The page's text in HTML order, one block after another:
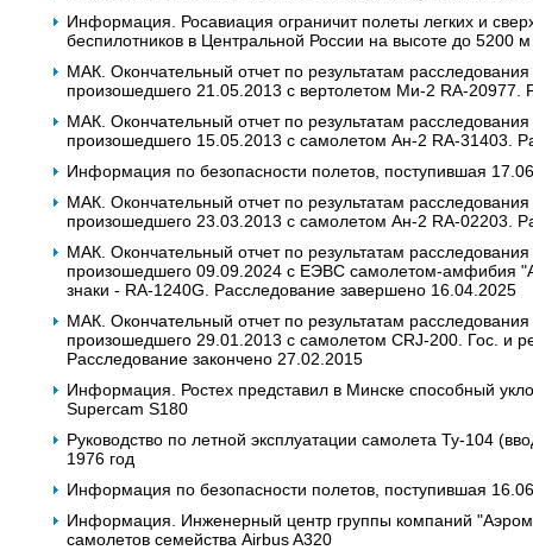
Информация. Росавиация ограничит полеты легких и
беспилотников в Центральной России на высоте до 5200 м
МАК. Окончательный отчет по результатам
произошедшего 21.05.2013 с вертолетом Ми-2 RA-20977.
МАК. Окончательный отчет по результатам
произошедшего 15.05.2013 с самолетом Ан-2 RA-31403.
Информация по безопасности полетов, поступившая
МАК. Окончательный отчет по результатам
произошедшего 23.03.2013 с самолетом Ан-2 RA-02203.
МАК. Окончательный отчет по результатам
произошедшего 09.09.2024 с ЕЭВС самолетом-амфибия
знаки - RA-1240G. Расследование завершено 16.04.2025
МАК. Окончательный отчет по результатам
произошедшего 29.01.2013 с самолетом CRJ-200. Гос. и
Расследование закончено 27.02.2015
Информация. Ростех представил в Минске способный
Supercam S180
Руководство по летной эксплуатации самолета Ту-104
1976 год
Информация по безопасности полетов, поступившая
Информация. Инженерный центр группы компаний
самолетов семейства Airbus A320